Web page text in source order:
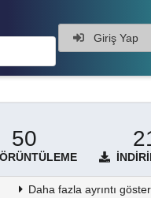
Giriş Yap
50
Daha fazla ayrıntı göster